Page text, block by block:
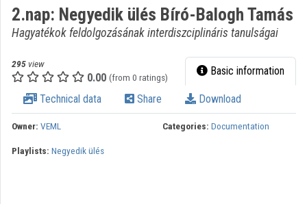
Contributors
2.nap: Negyedik ülés Bíró-Balogh Tamás
Hagyatékok feldolgozásának interdiszciplináris tanulságai
295 view
0.00 (from 0 ratings) Basic information
Technical data Share Download
Owner: VEML Categories: Documentation
Playlists: Negyedik ülés